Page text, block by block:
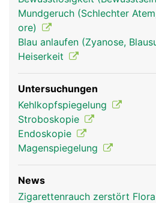
Kehlkopf Frau
Mundgeruch (Schlechter
ore)
Blau anlaufen (Zyanose,
Heiserkeit
Untersuchungen
Kehlkopfspiegelung
Stroboskopie
Endoskopie
Magenspiegelung
News
Zigarettenrauch zerstört